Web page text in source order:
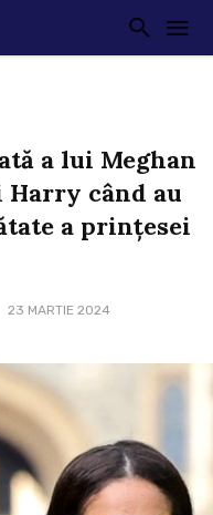
a lui Meghan
când au
a prințesei
23 MARTIE 2024